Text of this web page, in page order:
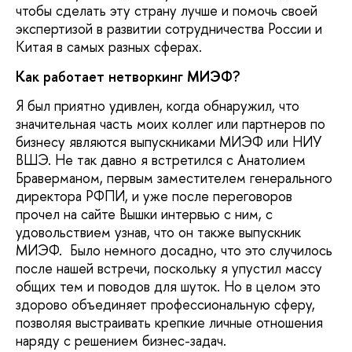
чтобы сделать эту страну лучше и помочь своей
экспертизой в развитии сотрудничества России и
Китая в самых разных сферах.
Как работает нетворкинг МИЭФ?
Я был приятно удивлен, когда обнаружил, что
значительная часть моих коллег или партнеров по
бизнесу являются выпускниками МИЭФ или НИУ
ВШЭ. Не так давно я встретился с Анатолием
Браверманом, первым заместителем генерального
директора РФПИ, и уже после переговоров
прочел на сайте Вышки интервью с ним, с
удовольствием узнав, что он также выпускник
МИЭФ. Было немного досадно, что это случилось
после нашей встречи, поскольку я упустил массу
общих тем и поводов для шуток. Но в целом это
здорово объединяет профессиональную сферу,
позволяя выстраивать крепкие личные отношения
наряду с решением бизнес-задач.